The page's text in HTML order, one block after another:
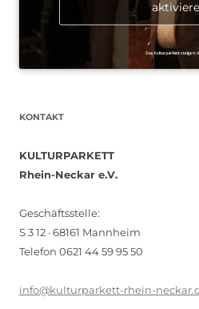
KONTAKT
KULTURPARKETT
Rhein-Neckar e.V.
Geschäftsstelle:
S 3 12 · 68161 Mannheim
Telefon 0621 44 59 95 50
info@kulturparkett-rhein-